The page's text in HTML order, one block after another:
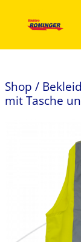
Shop /
mit Tasche